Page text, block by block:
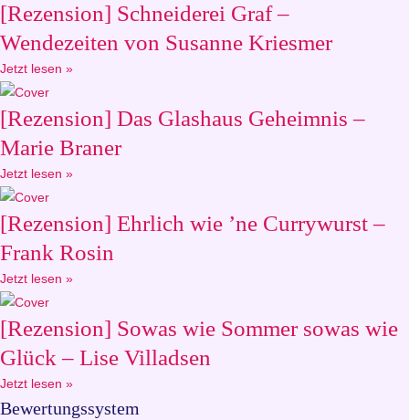
[Rezension] Schneiderei Graf –
Wendezeiten von Susanne Kriesmer
Jetzt lesen »
[Rezension] Das Glashaus Geheimnis –
Marie Braner
Jetzt lesen »
[Rezension] Ehrlich wie ’ne Currywurst –
Frank Rosin
Jetzt lesen »
[Rezension] Sowas wie Sommer sowas wie
Glück – Lise Villadsen
Jetzt lesen »
Bewertungssystem